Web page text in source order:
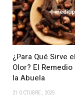
¿Para Qué Sirve
Olor? El
la Abuela
21 OCTUBRE, 2025